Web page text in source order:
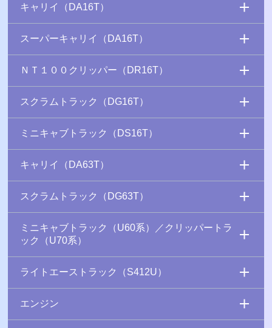
キャリイ（DA16T）
スーパーキャリイ（DA16T）
ＮＴ１００クリッパー（DR16T）
スクラムトラック（DG16T）
ミニキャブトラック（DS16T）
キャリイ（DA63T）
スクラムトラック（DG63T）
ミニキャブトラック（U60系）／クリッパートラ
ック（U70系）
ライトエーストラック（S412U）
エンジン